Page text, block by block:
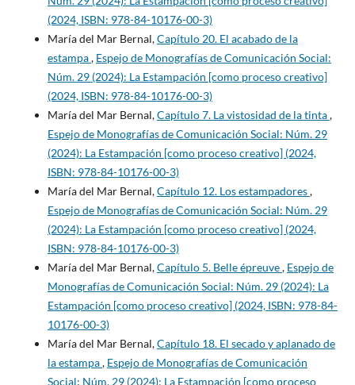
(2024, ISBN: 978-84-10176-00-3)
María del Mar Bernal,Capítulo 20. El acabado de la
estampa, Espejo de Monografías de Comunicación Social:
Núm. 29 (2024): La Estampación [como proceso creativo]
(2024, ISBN: 978-84-10176-00-3)
María del Mar Bernal,Capítulo 7. La vistosidad de la tinta,
Espejo de Monografías de Comunicación Social: Núm. 29
(2024): La Estampación [como proceso creativo] (2024,
ISBN: 978-84-10176-00-3)
María del Mar Bernal,Capítulo 12. Los estampadores,
Espejo de Monografías de Comunicación Social: Núm. 29
(2024): La Estampación [como proceso creativo] (2024,
ISBN: 978-84-10176-00-3)
María del Mar Bernal,Capítulo 5. Belle épreuve, Espejo de
Monografías de Comunicación Social: Núm. 29 (2024): La
Estampación [como proceso creativo] (2024, ISBN: 978-84-
10176-00-3)
María del Mar Bernal,Capítulo 18. El secado y aplanado de
la estampa, Espejo de Monografías de Comunicación
Social: Núm. 29 (2024): La Estampación [como proceso